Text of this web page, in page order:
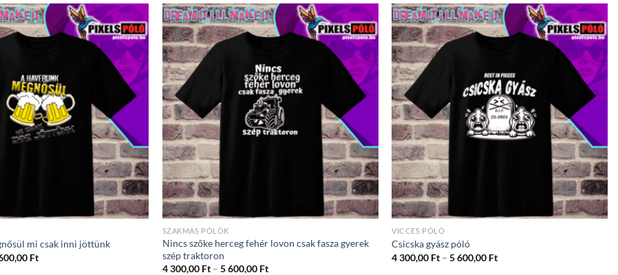
5
600,00 Ft
600,00 Ft
600,00 Ft
mi csak inni jöttünk
FtÁrtartomány:
SZAKMÁS PÓLÓK
Nincs szőke herceg fehér lovon csak fasza gyerek
szép traktoron
4 300,00 Ft – 5 600,00 FtÁrtartomány:
VICCES PÓLÓ
Csicska gyász póló
4 300,00 Ft – 5 600,00 FtÁrtartomány: